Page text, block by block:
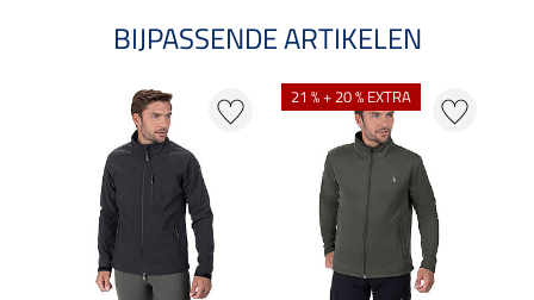
BIJPASSENDE ARTIKELEN
21 % + 20 % EXTRA